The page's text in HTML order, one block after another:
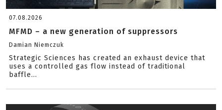
07.08.2026
MFMD – a new generation of suppressors
Damian Niemczuk
Strategic Sciences has created an exhaust device that
uses a controlled gas flow instead of traditional
baffle...